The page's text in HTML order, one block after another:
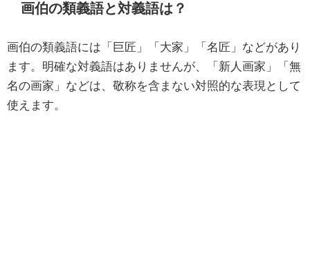
画伯の類義語と対義語は？
画伯の類義語には「巨匠」「大家」「名匠」などがあり
ます。明確な対義語はありませんが、「新人画家」「無
名の画家」などは、敬称を含まない対照的な表現として
使えます。